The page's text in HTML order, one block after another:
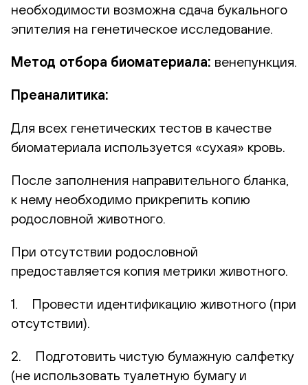
необходимости возможна сдача букального
эпителия на генетическое исследование.
Метод отбора биоматериала: венепункция.
Преаналитика:
Для всех генетических тестов в качестве
биоматериала используется «сухая» кровь.
После заполнения направительного бланка,
к нему необходимо прикрепить копию
родословной животного.
При отсутствии родословной
предоставляется копия метрики животного.
1. Провести идентификацию животного (при
отсутствии).
2. Подготовить чистую бумажную салфетку
(не использовать туалетную бумагу и